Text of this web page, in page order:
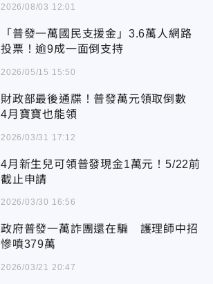
2026/08/03 12:01
「普發一萬國民支援金」3.6萬人網路
投票！逾9成一面倒支持
2026/05/15 15:50
財政部最後通牒！普發萬元領取倒數
4月寶寶也能領
2026/03/31 17:12
4月新生兒可領普發現金1萬元！5/22前
截止申請
2026/03/30 16:56
政府普發一萬詐團還在騙 護理師中招
慘噴379萬
2026/03/21 20:47